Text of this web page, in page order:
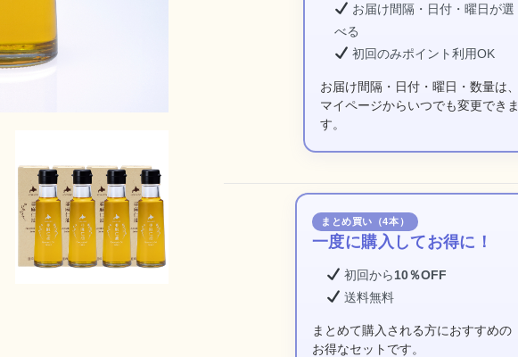
お届け間隔・日付・曜日が選
べる
初回のみポイント利用OK
お届け間隔・日付・曜日・数量は、
マイページからいつでも変更できま
す。
まとめ買い（4本）
一度に購入してお得に！
初回から10％OFF
送料無料
まとめて購入される方におすすめの
お得なセットです。